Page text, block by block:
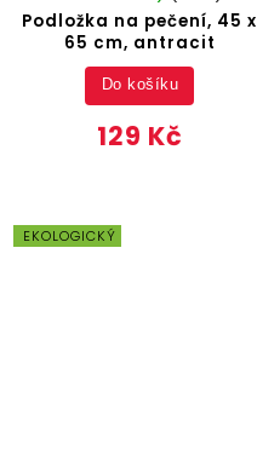
Podložka na pečení, 45 x
65 cm, antracit
129 Kč
Do košíku
EKOLOGICKÝ